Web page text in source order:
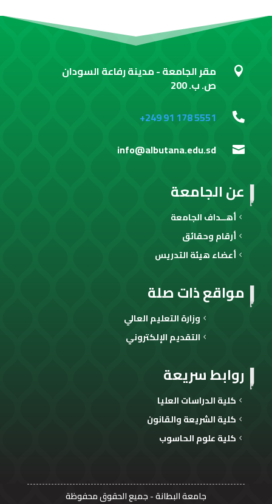
روابط سريعة
كلية الدراسات العليا
كلية الشريعة والقانون
كلية علوم الحاسوب
مواقع ذات صلة
وزارة التعليم العالي
التقديم الإلكتروني
عن الجامعة
أهــداف الجامعة
أرقام وحقائق
أعضاء هيئة التدريس
 مقر الجامعة - مدينة رفاعة السودان
ص. ب. 200

+249 91 178 5551

info@albutana.edu.sd
جامعة البطانة- جميع الحقوق محفوظة